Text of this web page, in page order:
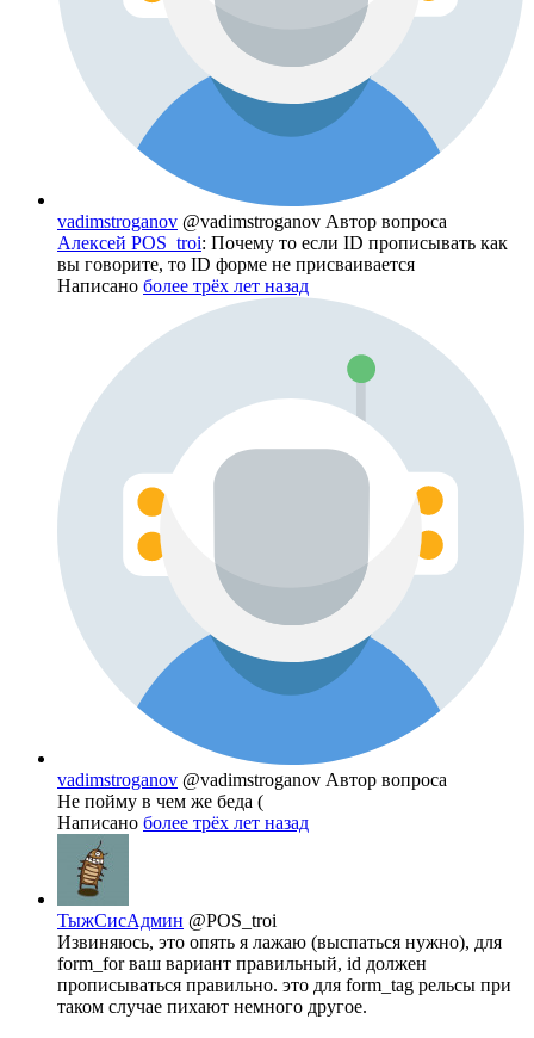
vadimstroganov @vadimstroganov Автор вопроса
Алексей POS_troi: Почему то если ID прописывать как
вы говорите, то ID форме не присваивается
Написано более трёх лет назад
vadimstroganov @vadimstroganov Автор вопроса
Не пойму в чем же беда (
Написано более трёх лет назад
ТыжСисАдмин @POS_troi
Извиняюсь, это опять я лажаю (выспаться нужно), для
form_for ваш вариант правильный, id должен
прописываться правильно. это для form_tag рельсы при
таком случае пихают немного другое.